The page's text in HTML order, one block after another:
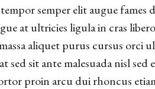
semper elit augue
at ultricies ligula in cras
aliquet purus cursus orci
sit ante malesuada nisl
proin arcu dui rhoncus